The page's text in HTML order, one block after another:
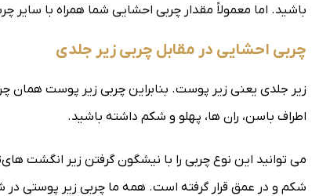
باشید. اما معمولاً مقدار چربی احشایی شما همراه با سایر
چربی احشایی در مقابل چربی زیر جلدی
زیر جلدی یعنی زیر پوست. بنابراین چربی زیر پوست
اطراف باسن، ران ها، پهلو و شکم داشته باشید.
می توانید این نوع چربی را با نیشگون گرفتن زیر انگشت‌
شکم و در عمق قرار گرفته است. همه ما چربی زیر پوستی